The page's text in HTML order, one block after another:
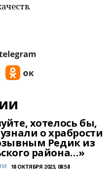
хотелось бы,
о храбрости
Редик из
района…»
18 ОКТЯБРЯ 2023, 08:58